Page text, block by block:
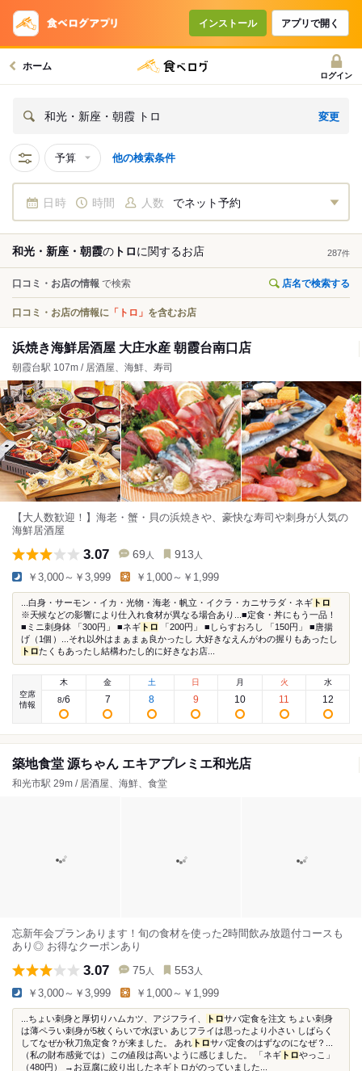
インストール アプリで開く
ホーム
ログイン
和光・新座・朝霞 トロ 変更
予算 他の検索条件
日時 時間 人数 でネット予約
和光・新座・朝霞の トロに関するお店 287件
口コミ・お店の情報 で検索 店名で検索する
口コミ・お店の情報に 「トロ」 を含むお店
浜焼き海鮮居酒屋 大庄水産 朝霞台南口店
朝霞台駅 107m / 居酒屋、海鮮、寿司
【大人数歓迎！】海老・蟹・貝の浜焼きや、豪快な寿司や刺身が人気の
海鮮居酒屋
3.07 69 人 913 人
￥3,000～￥3,999 ￥1,000～￥1,999
...白身・サーモン・イカ・光物・海老・帆立・イクラ・カニサラダ・ネギ トロ
※天候などの影響により仕入れ食材が異なる場合あり...■定食・丼にもう一品！
■ミニ刺身鉢 「300円」 ■ネギ トロ 「200円」 ■しらすおろし 「150円」 ■唐揚
げ（1個）...それ以外はまぁまぁ良かったし 大好きなえんがわの握りもあったし
トロたくもあったし結構わたし的に好きなお店...
空席
情報
木
8/6
金
7
土
8
日
9
月
10
火
11
水
12
築地食堂 源ちゃん エキアプレミエ和光店
和光市駅 29m / 居酒屋、海鮮、食堂
忘新年会プランあります！旬の食材を使った2時間飲み放題付コースも
あり◎ お得なクーポンあり
3.07 75 人 553 人
￥3,000～￥3,999 ￥1,000～￥1,999
...ちょい刺身と厚切りハムカツ、アジフライ、 トロサバ定食を注文 ちょい刺身
は薄ペラい刺身が5枚くらいで水ぽい あじフライは思ったより小さい しばらく
してなぜか秋刀魚定食？が来ました。 あれ トロサバ定食のはずなのになぜ？...
（私の財布感覚では）この値段は高いように感じました。 「ネギ トロやっこ」
（480円） →お豆腐に絞り出したネギトロがのっていました...